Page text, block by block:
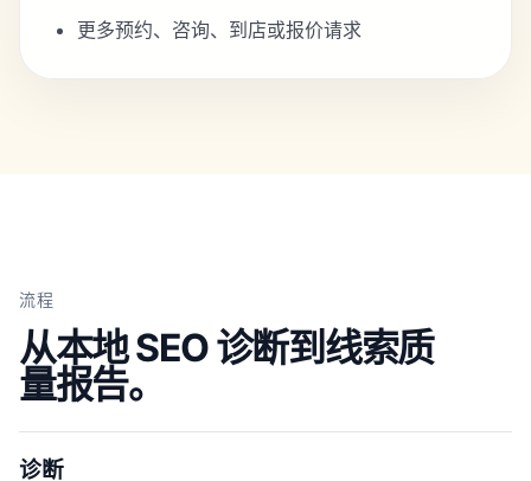
更多预约、咨询、到店或报价请求
流程
从本地 SEO 诊断到线索质
量报告。
诊断